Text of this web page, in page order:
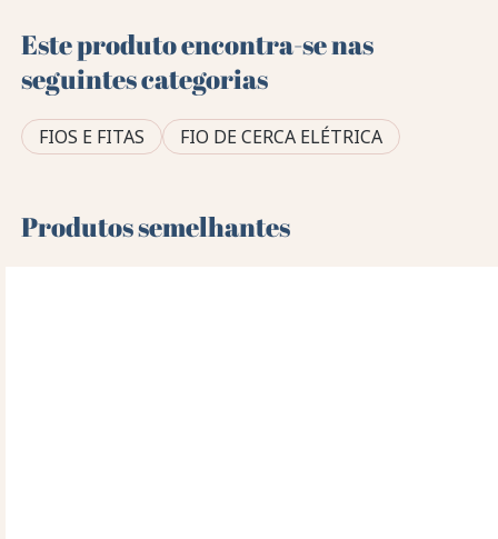
Este produto encontra-se nas
seguintes categorias
FIOS E FITAS FIO DE CERCA ELÉTRICA
Produtos semelhantes